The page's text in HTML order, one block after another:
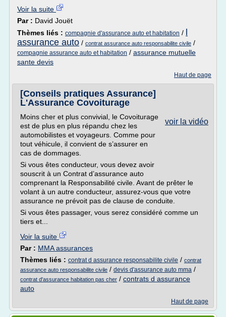
Voir la suite
Par : David Jouët
Thèmes liés : compagnie d'assurance auto et habitation /
assurance auto / contrat assurance auto responsabilite civile /
compagnie assurance auto et habitation / assurance mutuelle
sante devis
Haut de page
[Conseils pratiques Assurance]
L'Assurance Covoiturage
voir la vidéo
Moins cher et plus convivial, le Covoiturage
est de plus en plus répandu chez les
automobilistes et voyageurs. Comme pour
tout véhicule, il convient de s’assurer en
cas de dommages.
Si vous êtes conducteur, vous devez avoir
souscrit à un Contrat d’assurance auto
comprenant la Responsabilité civile. Avant de prêter le
volant à un autre conducteur, assurez-vous que votre
assurance ne prévoit pas de clause de conduite.
Si vous êtes passager, vous serez considéré comme un
tiers et...
Voir la suite
Par : MMA assurances
Thèmes liés : contrat d assurance responsabilite civile / contrat
assurance auto responsabilite civile / devis d'assurance auto mma /
contrat d'assurance habitation pas cher / contrats d assurance
auto
Haut de page